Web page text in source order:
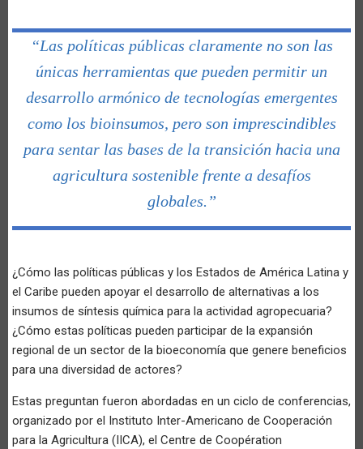
“Las políticas públicas claramente no son las
únicas herramientas que pueden permitir un
desarrollo armónico de tecnologías emergentes
como los bioinsumos, pero son imprescindibles
para sentar las bases de la transición hacia una
agricultura sostenible frente a desafíos
globales.”
¿Cómo las políticas públicas y los Estados de América Latina y
el Caribe pueden apoyar el desarrollo de alternativas a los
insumos de síntesis química para la actividad agropecuaria?
¿Cómo estas políticas pueden participar de la expansión
regional de un sector de la bioeconomía que genere beneficios
para una diversidad de actores?
Estas preguntan fueron abordadas en un ciclo de conferencias,
organizado por el Instituto Inter-Americano de Cooperación
para la Agricultura (IICA), el Centre de Coopération